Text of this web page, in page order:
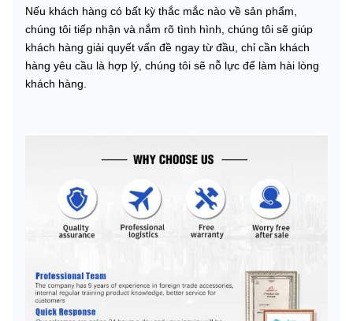
Nếu khách hàng có bất kỳ thắc mắc nào về sản phẩm,
chúng tôi tiếp nhận và nắm rõ tình hình, chúng tôi sẽ giúp
khách hàng giải quyết vấn đề ngay từ đầu, chỉ cần khách
hàng yêu cầu là hợp lý, chúng tôi sẽ nỗ lực để làm hài lòng
khách hàng.